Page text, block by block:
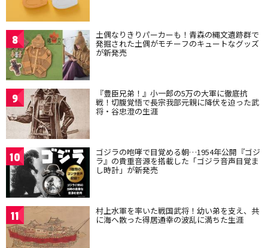
8 土偶なりきりパーカーも！青森の縄文遺跡群で
発掘された土偶がモチーフのキュートなグッズ
が新発売
9 『豊臣兄弟！』小一郎の5万の大軍に徹底抗
戦！切腹覚悟で長宗我部元親に降伏を迫った武
将・谷忠澄の生涯
10 ゴジラの咆哮で目覚める朝…1954年公開『ゴジ
ラ』の貴重音源を搭載した「ゴジラ音声目覚ま
し時計」が新発売
11 村上水軍を率いた戦国武将！幼い弟を支え、共
に海へ散った得居通幸の波乱に満ちた生涯